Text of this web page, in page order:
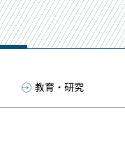
教育・研究